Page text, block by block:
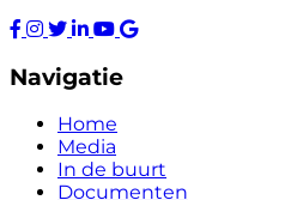
Navigatie
Home
Media
In de buurt
Documenten